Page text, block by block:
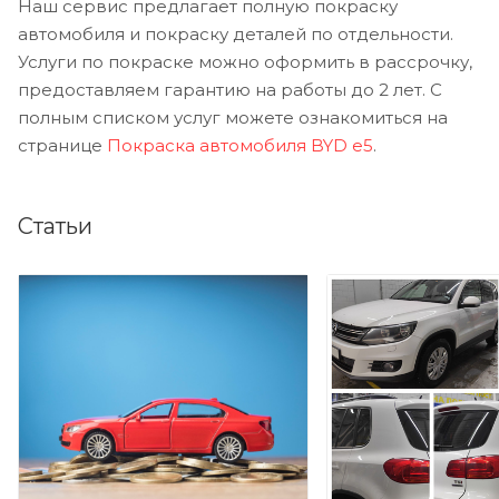
Наш сервис предлагает полную покраску
автомобиля и покраску деталей по отдельности.
Услуги по покраске можно оформить в рассрочку,
предоставляем гарантию на работы до 2 лет. С
полным списком услуг можете ознакомиться на
странице Покраска автомобиля BYD e5.
Статьи